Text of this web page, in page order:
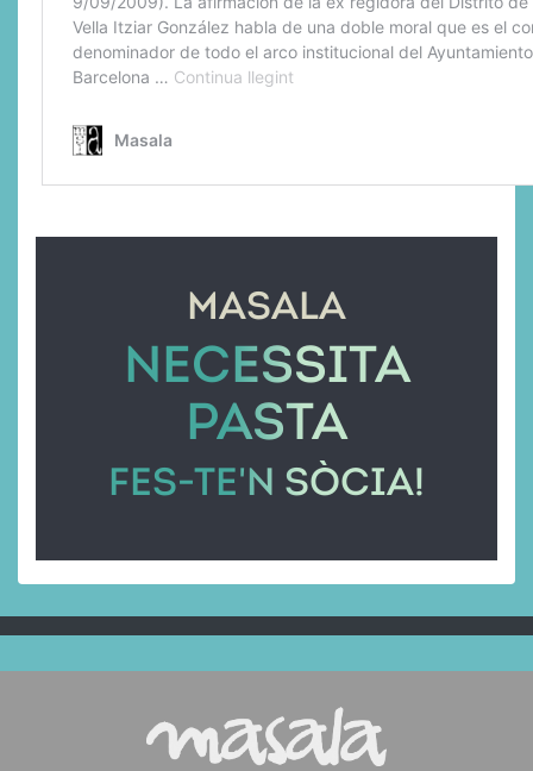
MASALA
NECESSITA
PASTA
FES-TE'N SÒCIA!